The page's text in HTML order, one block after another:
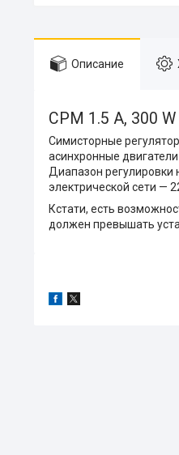
Описание
СРМ 1.5 А, 300 W
Симисторные
асинхронные
Диапазон регулировки
электрической сети —
Кстати, есть
должен превышать